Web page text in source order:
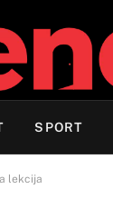
SPORT
lekcija